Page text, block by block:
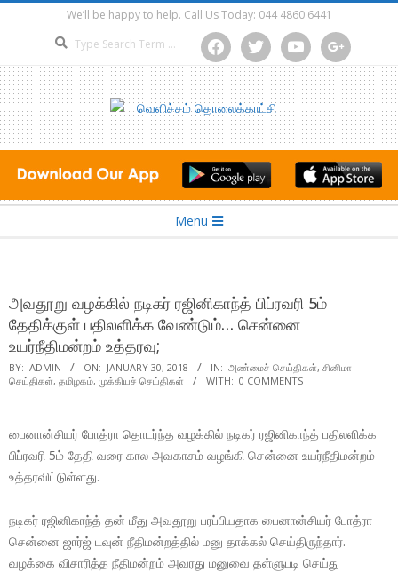
to
We’ll be happy to help. Call Us Today: 044 4860 6441
facebooktwitter youtube google
Menu
அவதூறு வழக்கில் நடிகர் ரஜினிகாந்த் பிப்ரவரி 5ம்
தேதிக்குள் பதிலளிக்க வேண்டும்… சென்னை
உயர்நீதிமன்றம் உத்தரவு;
BY: ADMIN ON: JANUARY 30, 2018 IN: அண்மைச் செய்திகள், சினிமா
செய்திகள், தமிழகம், முக்கியச் செய்திகள் WITH: 0 COMMENTS
பைனான்சியர் போத்ரா தொடர்ந்த வழக்கில் நடிகர் ரஜினிகாந்த் பதிலளிக்க
பிப்ரவரி 5ம் தேதி வரை கால அவகாசம் வழங்கி சென்னை உயர்நீதிமன்றம்
உத்தரவிட்டுள்ளது.
நடிகர் ரஜினிகாந்த் தன் மீது அவதூறு பரப்பியதாக பைனான்சியர் போத்ரா
சென்னை ஜார்ஜ் டவுன் நீதிமன்றத்தில் மனு தாக்கல் செய்திருந்தார்.
வழக்கை விசாரித்த நீதிமன்றம் அவரது மனுவை தள்ளுபடி செய்து